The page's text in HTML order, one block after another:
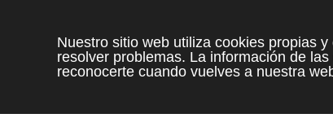
Nuestro sitio web utiliza cookies propias
resolver problemas. La información de
reconocerte cuando vuelves a nuestra